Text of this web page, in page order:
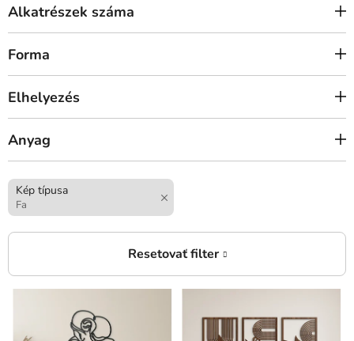
Alkatrészek száma
Forma
Elhelyezés
Anyag
Kép típusa
Fa
T